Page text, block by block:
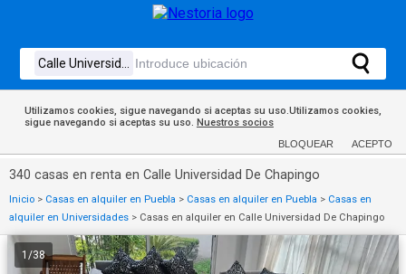
Utilizamos cookies, sigue navegando si aceptas su uso.Utilizamos cookies,
sigue navegando si aceptas su uso. Nuestros socios
BLOQUEAR ACEPTO
340 casas en renta en Calle Universidad De Chapingo
Inicio > Casas en alquiler en Puebla > Casas en alquiler en Puebla > Casas en
alquiler en Universidades > Casas en alquiler en Calle Universidad De Chapingo
1 /38